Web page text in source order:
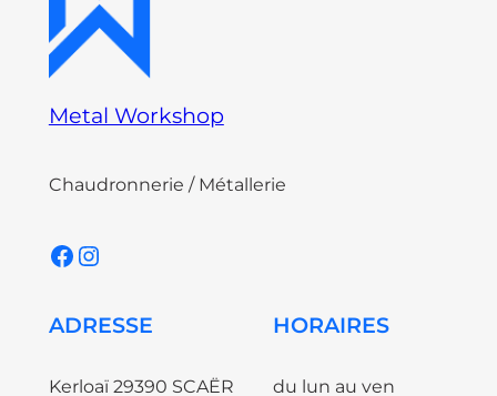
Metal Workshop
Chaudronnerie / Métallerie
Facebook Instagram
ADRESSE
Kerloaï 29390 SCAËR
HORAIRES
du lun au ven